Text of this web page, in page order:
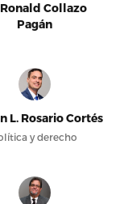
Collazo
Pagán
L. Rosario Cortés
y derecho